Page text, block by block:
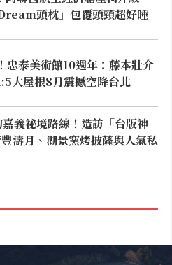
頭枕」包覆頭頸超好睡
忠泰美術館10週年：藤本壯介
大屋根8月震撼空降台北
義祕境路線！造訪「台版神
濤月、湖景窯烤披薩與人氣私